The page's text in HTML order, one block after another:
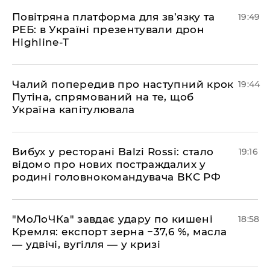
​Повітряна платформа для зв’язку та
РЕБ: в Україні презентували дрон
Highline-T
19:49
​Чалий попередив про наступний крок
Путіна, спрямований на те, щоб
Україна капітулювала
19:44
​Вибух у ресторані Balzi Rossi: стало
відомо про нових постраждалих у
родині головнокомандувача ВКС РФ
19:16
​"МоЛоЧКа" завдає удару по кишені
Кремля: експорт зерна −37,6 %, масла
— удвічі, вугілля — у кризі
18:58